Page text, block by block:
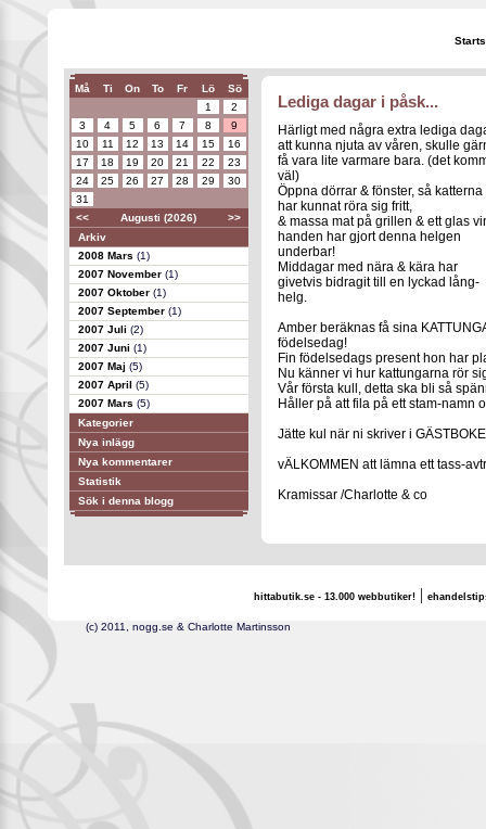
Må Ti On To Fr Lö
Sö
1
2
3
4 5 6 7 8
9
10
11 12 13 14 15
16
17
18 19 20 21 22
23
24
25 26 27 28 29
30
31
<<
Augusti (2026)
>>
Arkiv
2008 Mars (1)
2007 November (1)
2007 Oktober (1)
2007 September (1)
2007 Juli (2)
2007 Juni (1)
2007 Maj (5)
2007 April (5)
2007 Mars (5)
Kategorier
Nya inlägg
Nya kommentarer
Statistik
Sök i denna blogg
Lediga dagar i påsk...
Härligt med några extra lediga
att kunna njuta av våren, skulle
få vara lite varmare bara. (det
väl)
Öppna dörrar & fönster, så katterna
har kunnat röra sig fritt,
& massa mat på grillen & ett glas
handen har gjort denna helgen
underbar!
Middagar med nära & kära har
givetvis bidragit till en lyckad lång-
helg.
Amber beräknas få sina
födelsedag!
Fin födelsedags present hon har
Nu känner vi hur kattungarna rör
Vår första kull, detta ska bli så
Håller på att fila på ett stam-namn
Jätte kul när ni skriver i
vÄLKOMMEN att lämna ett tass-
Kramissar /Charlotte & co
hittabutik.se - 13.000 webbutiker!|
(c) 2011, nogg.se & Charlotte Martinsson